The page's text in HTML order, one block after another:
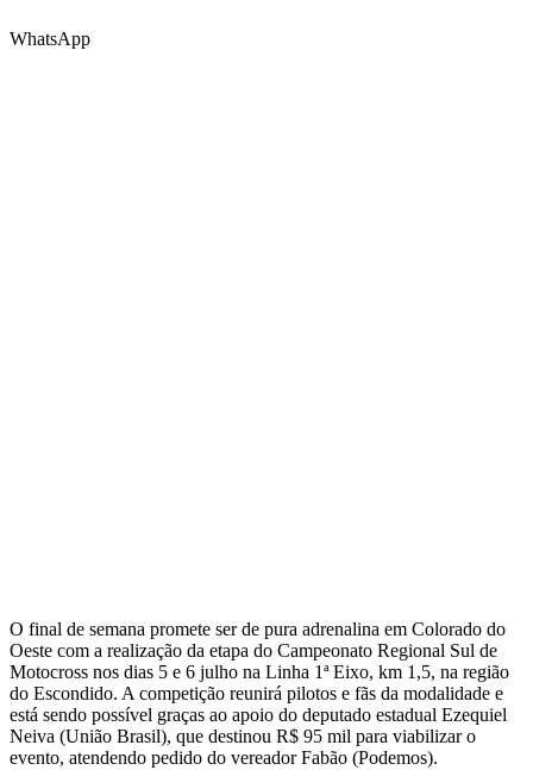
WhatsApp
O final de semana promete ser de pura adrenalina em Colorado do
Oeste com a realização da etapa do Campeonato Regional Sul de
Motocross nos dias 5 e 6 julho na Linha 1ª Eixo, km 1,5, na região
do Escondido. A competição reunirá pilotos e fãs da modalidade e
está sendo possível graças ao apoio do deputado estadual Ezequiel
Neiva (União Brasil), que destinou R$ 95 mil para viabilizar o
evento, atendendo pedido do vereador Fabão (Podemos).